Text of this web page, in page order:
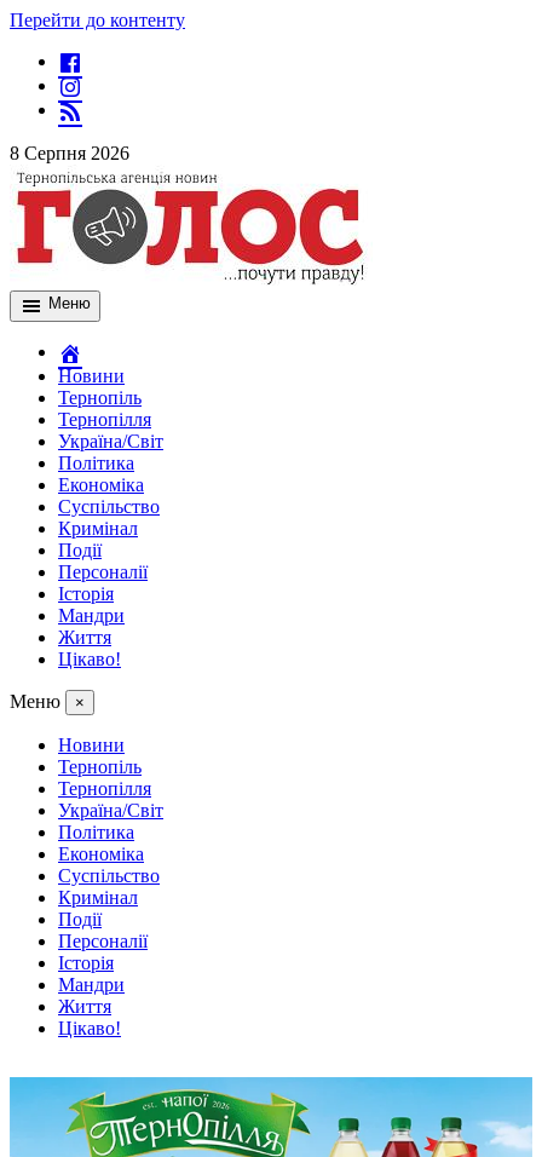
Перейти до контенту
8 Серпня 2026
Меню
Новини
Тернопіль
Тернопілля
Україна/Світ
Політика
Економіка
Суспільство
Кримінал
Події
Персоналії
Історія
Мандри
Життя
Цікаво!
Меню ×
Новини
Тернопіль
Тернопілля
Україна/Світ
Політика
Економіка
Суспільство
Кримінал
Події
Персоналії
Історія
Мандри
Життя
Цікаво!